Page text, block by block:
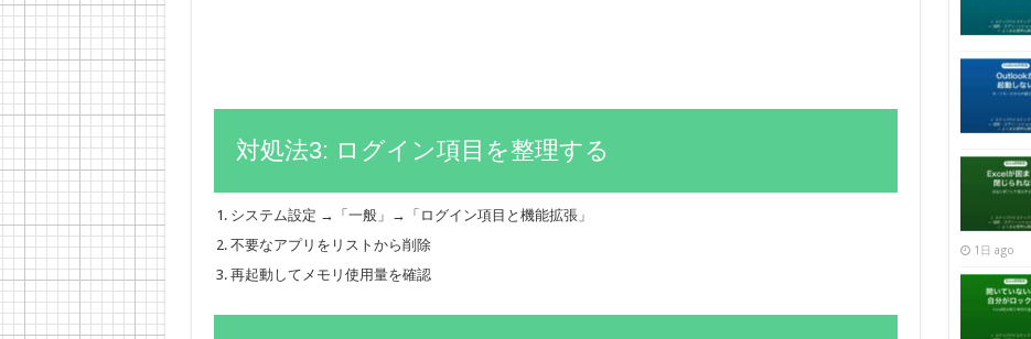
対処法3: ログイン項目を整理する
システム設定 →「一般」→「ログイン項目と機能拡張」
不要なアプリをリストから削除
再起動してメモリ使用量を確認
1日 ago